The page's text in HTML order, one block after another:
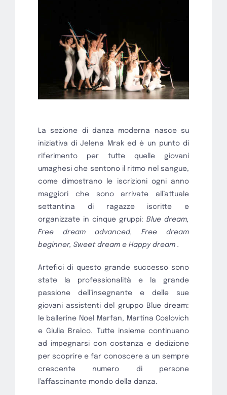
La sezione di danza moderna nasce su
iniziativa di Jelena Mrak ed è un punto di
riferimento per tutte quelle giovani
umaghesi che sentono il ritmo nel sangue,
come dimostrano le iscrizioni ogni anno
maggiori che sono arrivate all’attuale
settantina di ragazze iscritte e
organizzate in cinque gruppi:Blue dream,
Free dream advanced, Free dream
beginner, Sweet dream e Happy dream .
Artefici di questo grande successo sono
state la professionalità e la grande
passione dell’insegnante e delle sue
giovani assistenti del gruppo Blue dream:
le ballerine Noel Marfan, Martina Coslovich
e Giulia Braico. Tutte insieme continuano
ad impegnarsi con costanza e dedizione
per scoprire e far conoscere a un sempre
crescente numero di persone
l’affascinante mondo della danza.